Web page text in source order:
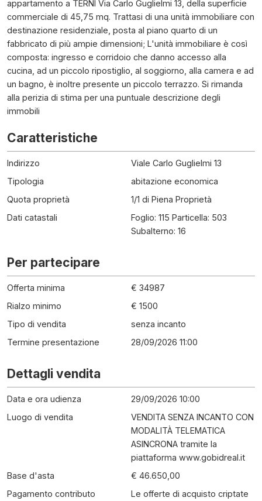
appartamento a TERNI Via Carlo Guglielmi 13, della superficie
commerciale di 45,75 mq. Trattasi di una unità immobiliare con
destinazione residenziale, posta al piano quarto di un
fabbricato di più ampie dimensioni; L'unità immobiliare è così
composta: ingresso e corridoio che danno accesso alla
cucina, ad un piccolo ripostiglio, al soggiorno, alla camera e ad
un bagno, è inoltre presente un piccolo terrazzo. Si rimanda
alla perizia di stima per una puntuale descrizione degli
immobili
Caratteristiche
Indirizzo
Viale Carlo Guglielmi 13
Tipologia
abitazione economica
Quota proprietà
1/1 di Piena Proprietà
Dati catastali
Foglio: 115 Particella: 503
Subalterno: 16
Per partecipare
Offerta minima
€ 34987
Rialzo minimo
€ 1500
Tipo di vendita
senza incanto
Termine presentazione
28/09/2026 11:00
Dettagli vendita
Data e ora udienza
29/09/2026 10:00
Luogo di vendita
VENDITA SENZA INCANTO CON
MODALITÀ TELEMATICA
ASINCRONA tramite la
piattaforma www.gobidreal.it
Base d'asta
€ 46.650,00
Pagamento contributo
Le offerte di acquisto criptate